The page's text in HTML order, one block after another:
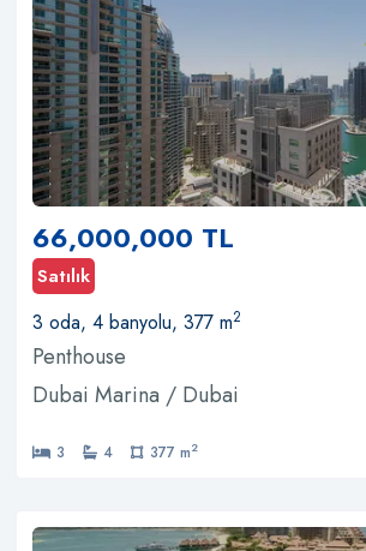
66,000,000 TL
Satılık
3 oda, 4 banyolu, 377 m2
Penthouse
Dubai Marina / Dubai
3 4 377 m2